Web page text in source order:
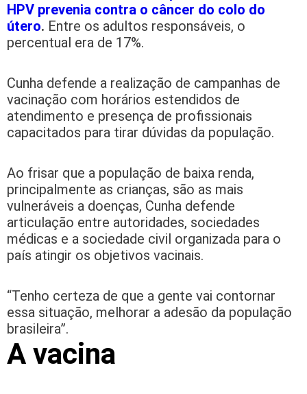
HPV prevenia contra o câncer do colo do
útero. Entre os adultos responsáveis, o
percentual era de 17%.
Cunha defende a realização de campanhas de
vacinação com horários estendidos de
atendimento e presença de profissionais
capacitados para tirar dúvidas da população.
Ao frisar que a população de baixa renda,
principalmente as crianças, são as mais
vulneráveis a doenças, Cunha defende
articulação entre autoridades, sociedades
médicas e a sociedade civil organizada para o
país atingir os objetivos vacinais.
“Tenho certeza de que a gente vai contornar
essa situação, melhorar a adesão da população
brasileira”.
A vacina